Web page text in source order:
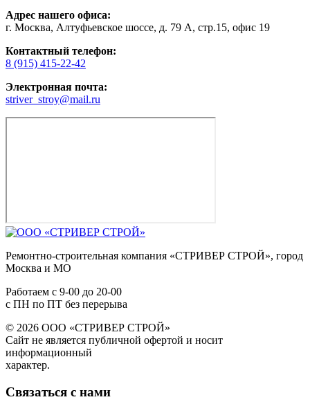
Адрес нашего офиса:
г. Москва, Алтуфьевское шоссе, д. 79 А, стр.15, офис 19
Контактный телефон:
8 (915) 415-22-42
Электронная почта:
striver_stroy@mail.ru
Ремонтно-строительная компания «СТРИВЕР СТРОЙ», город
Москва и МО
Работаем с 9-00 до 20-00
с ПН по ПТ без перерыва
© 2026 ООО «СТРИВЕР СТРОЙ»
Сайт не является публичной офертой и носит
информационный
характер.
Связаться с нами